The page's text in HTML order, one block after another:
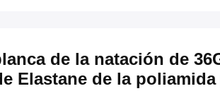
de la natación de
Elastane de la